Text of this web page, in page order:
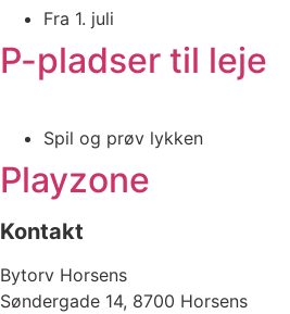
Fra 1. juli
P-pladser til leje
Spil og prøv lykken
Playzone
Kontakt
Bytorv Horsens
Søndergade 14, 8700 Horsens